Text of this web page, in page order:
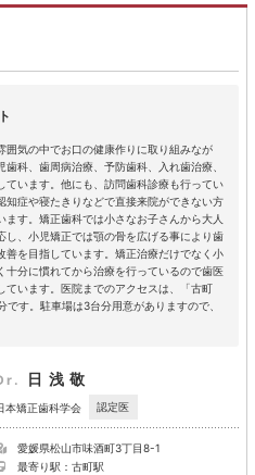
囲気の中でお口の健康作りに取り組みなが
科、歯周病治療、予防歯科、入れ歯治療、
ています。他にも、訪問歯科診療も行ってい
知症や寝たきりなどで直接来院ができない方
す。矯正歯科では小さなお子さんから大人
、小児矯正では顎の骨を広げる事により歯
を目指しています。矯正治療だけでなく小
十分に慣れてから治療を行っているので歯医
います。医院までのアクセスは、「古町
す。駐車場は3台分用意がありますので、
日浅敬
本矯正歯科学会 認定医
愛媛県松山市味酒町3丁目8-1
最寄り駅：古町駅